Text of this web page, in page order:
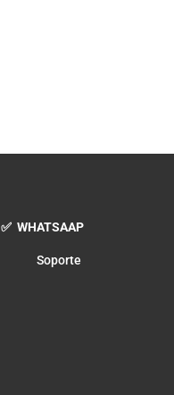
✅ WHATSAAP
Soporte